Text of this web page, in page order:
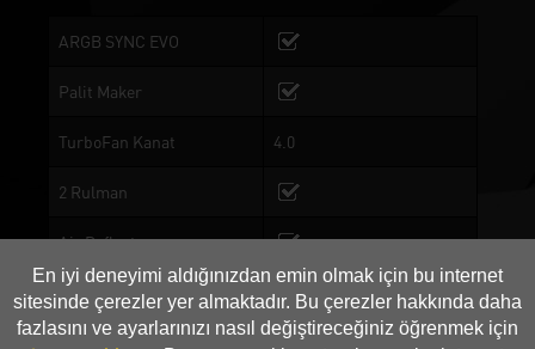
En iyi deneyimi aldığınızdan emin olmak için bu internet
sitesinde çerezler yer almaktadır. Bu çerezler hakkında daha
fazlasını ve ayarlarınızı nasıl değiştireceğiniz öğrenmek için
ARGB SYNC EVO
Palit Maker
TurboFan Kanat 4.0
2 Rulman
Air Deflector
Superior Rigidity
Composite Heat Pipe